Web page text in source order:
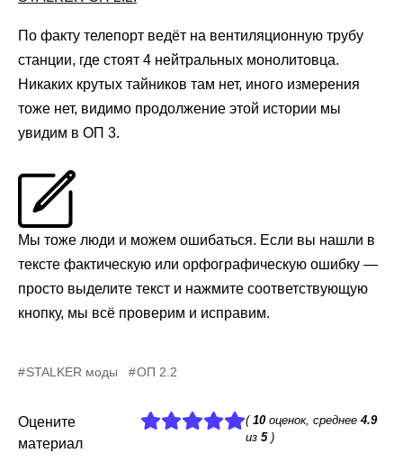
По факту телепорт ведёт на вентиляционную трубу
станции, где стоят 4 нейтральных монолитовца.
Никаких крутых тайников там нет, иного измерения
тоже нет, видимо продолжение этой истории мы
увидим в ОП 3.
Мы тоже люди и можем ошибаться. Если вы нашли в
тексте фактическую или орфографическую ошибку —
просто выделите текст и нажмите соответствующую
кнопку, мы всё проверим и исправим.
STALKER моды ОП 2.2
Оцените
материал
(10оценок, среднее 4.9
из 5)